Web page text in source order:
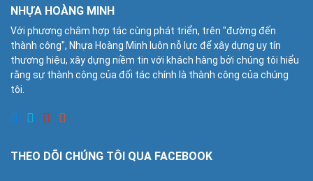
NHỰA HOÀNG MINH
Với phương châm hợp tác cùng phát triển, trên "đường đến
thành công", Nhựa Hoàng Minh luôn nỗ lực để xây dựng uy tín
thương hiệu, xây dựng niềm tin với khách hàng bởi chúng tôi hiểu
rằng sự thành công của đối tác chính là thành công của chúng
tôi.
THEO DÕI CHÚNG TÔI QUA FACEBOOK